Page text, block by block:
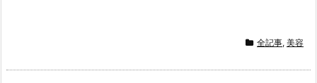
全記事, 美容